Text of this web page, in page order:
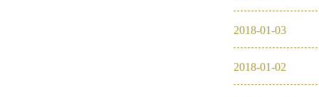
2018-01-03
2018-01-02